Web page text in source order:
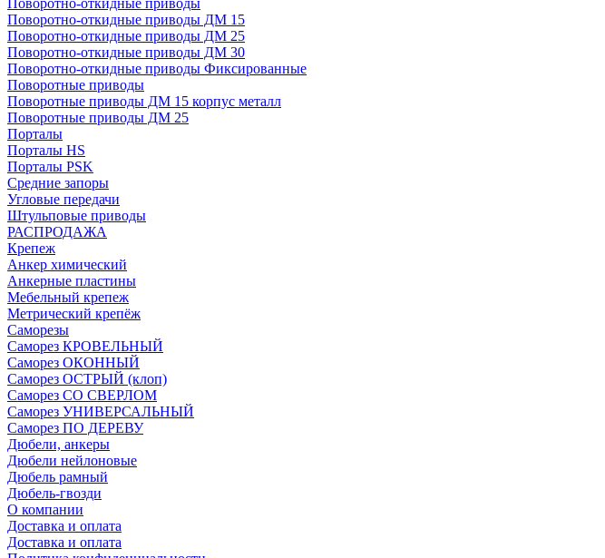
Поворотно-откидные приводы
Поворотно-откидные приводы ДМ 15
Поворотно-откидные приводы ДМ 25
Поворотно-откидные приводы ДМ 30
Поворотно-откидные приводы Фиксированные
Поворотные приводы
Поворотные приводы ДМ 15 корпус металл
Поворотные приводы ДМ 25
Порталы
Порталы HS
Порталы PSK
Средние запоры
Угловые передачи
Штульповые приводы
РАСПРОДАЖА
Крепеж
Анкер химический
Анкерные пластины
Мебельный крепеж
Метрический крепёж
Саморезы
Саморез КРОВЕЛЬНЫЙ
Саморез ОКОННЫЙ
Саморез ОСТРЫЙ (клоп)
Саморез СО СВЕРЛОМ
Саморез УНИВЕРСАЛЬНЫЙ
Саморез ПО ДЕРЕВУ
Дюбели, анкеры
Дюбели нейлоновые
Дюбель рамный
Дюбель-гвозди
О компании
Доставка и оплата
Доставка и оплата